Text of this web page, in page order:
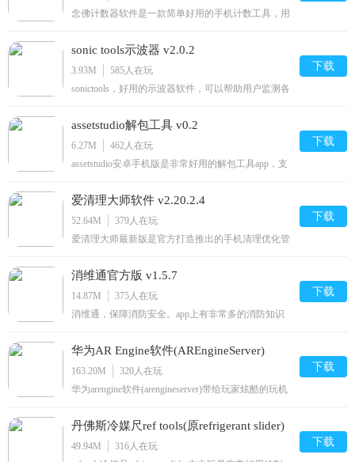
念佛计数器软件是一款简单好用的手机计数工具，用
课，感兴趣的朋友快来下载吧！念佛计数器app介绍
本app摆脱手动添加念佛计数，只要念出来就能计
数，支持手工计数；还有
sonic tools示波器 v2.0.2
3.93M 585人在玩
sonictools，好用的示波器软件，可以帮助用户监测各
禁止佩戴耳机，有需要的用户可以下载使用！
sonictools官方介绍sonictools是一款十分用的示波器工
具，需要的朋友直
下载
assetstudio解包工具 v0.2
6.27M 462人在玩
assetstudio安卓手机版是非常好用的解包工具app，支
型，还可以调节透明度，欢迎感兴趣的朋友下载使
用！官方介绍AssetStudio是一个用于探索、提取和导
出资产和资产包的
下载
爱清理大师软件 v2.20.2.4
52.64M 379人在玩
爱清理大师最新版是官方打造推出的手机清理优化管
手机内存文件，时刻防护，对手机进行降温处理，操
作简单又快捷！爱清理大师软件简介：智能而又实用
的手机垃圾清理软
下载
消维通官方版 v1.5.7
14.87M 375人在玩
消维通，保障消防安全。app上有非常多的消防知识
理操作，减少人力巡查的成本，发生故障、损坏会第
一时间预警通知，管理人员可以第一时间得到消息赶
往现场，保障人员
下载
华为AR Engine软件(AREngineServer)
v4.0.1.100
163.20M 320人在玩
华为arengine软件(arengineserver)带给玩家炫酷的玩机
的，展现出最真实的画面，一起愉快的玩耍！华为
arengine官网内容介绍华为arengine是什么软件？它是
华为官方增强现实
下载
丹佛斯冷媒尺ref tools(原refrigerant slider)
v6.20.3
49.94M 316人在玩
下载